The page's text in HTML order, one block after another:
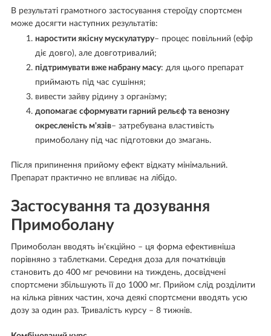
В результаті грамотного застосування стероїду спортсмен
може досягти наступних результатів:
наростити якісну мускулатуру– процес повільний (ефір
діє довго), але довготривалий;
підтримувати вже набрану масу: для цього препарат
приймають під час сушіння;
вивести зайву рідину з організму;
допомагає сформувати гарний рельєф та венозну
окресленість м'язів– затребувана властивість
примоболану під час підготовки до змагань.
Після припинення прийому ефект відкату мінімальний.
Препарат практично не впливає на лібідо.
Застосування та дозування
Примоболану
Примоболан вводять ін'єкційно – ця форма ефективніша
порівняно з таблетками. Середня доза для початківців
становить до 400 мг речовини на тиждень, досвідчені
спортсмени збільшують її до 1000 мг. Прийом слід розділити
на кілька рівних частин, хоча деякі спортсмени вводять усю
дозу за один раз. Тривалість курсу – 8 тижнів.